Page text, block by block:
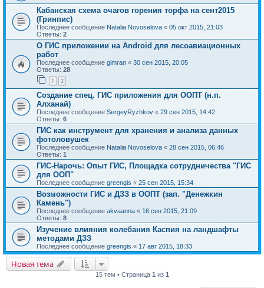
Кабанская схема очагов горения торфа на сент2015
(Гринпис)
Последнее сообщение Natalia Novoselova « 05 окт 2015, 21:03
Ответы: 2
О ГИС приложении на Android для лесоавиационных
работ
Последнее сообщение gimran « 30 сен 2015, 20:05
Ответы: 28
1 2
Создание спец. ГИС приложения для ООПТ (н.п.
Алханай)
Последнее сообщение SergeyRyzhkov « 29 сен 2015, 14:42
Ответы: 6
ГИС как инструмент для хранения и анализа данных
фотоловушек
Последнее сообщение Natalia Novoselova « 28 сен 2015, 06:46
Ответы: 1
ГИС-Нарочь: Опыт ГИС, Площадка сотрудничества "ГИС
для ООП"
Последнее сообщение greengis « 25 сен 2015, 15:34
Возможности ГИС и ДЗЗ в ООПТ (зап. "Денежкин
Камень")
Последнее сообщение akvaanna « 16 сен 2015, 21:09
Ответы: 8
Изучение влияния колебания Каспия на ландшафты
методами ДЗЗ
Последнее сообщение greengis « 17 авг 2015, 18:33
Новая тема
15 тем • Страница 1 из 1